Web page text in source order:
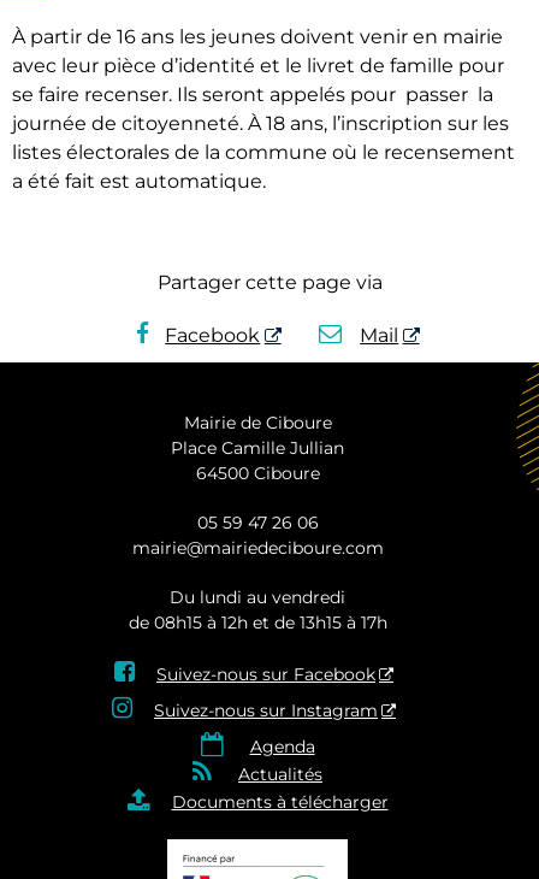
À partir de 16 ans les jeunes doivent venir en mairie
avec leur pièce d’identité et le livret de famille pour
se faire recenser. Ils seront appelés pour passer la
journée de citoyenneté. À 18 ans, l’inscription sur les
listes électorales de la commune où le recensement
a été fait est automatique.
Partager cette page via
Facebook Mail
Mairie de Ciboure
Place Camille Jullian
64500 Ciboure
05 59 47 26 06
mairie@mairiedeciboure.com
Du lundi au vendredi
de 08h15 à 12h et de 13h15 à 17h
 Suivez-nous sur Facebook
 Suivez-nous sur Instagram
 Agenda
 Actualités
 Documents à télécharger